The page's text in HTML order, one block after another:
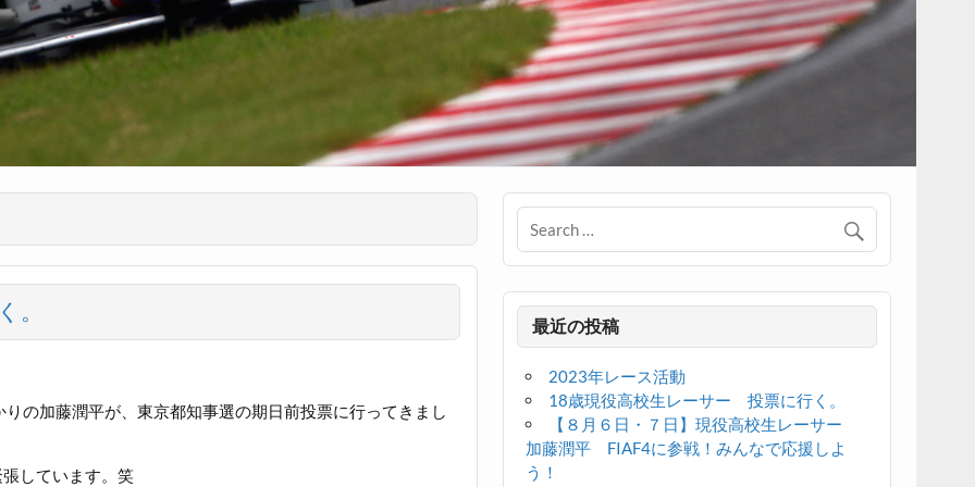
。
の加藤潤平が、東京都知事選の期日前投票に行ってきまし
しています。笑
最近の投稿
2023年レース活動
18歳現役高校生レーサー 投票に行く。
【８月６日・７日】現役高校生レーサー
加藤潤平 FIAF4に参戦！みんなで応援しよ
う！